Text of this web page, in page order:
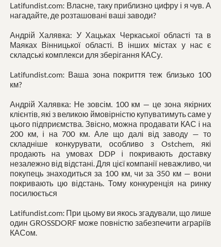
Latifundist.com: Власне, таку приблизно цифру і я чув. А
нагадайте, де розташовані ваші заводи?
Андрій Халявка: У Хацьках Черкаської області та в
Маяках Вінницької області. В інших містах у нас є
складські комплекси для зберігання КАСу.
Latifundist.com: Ваша зона покриття теж близько 100
км?
Андрій Халявка: Не зовсім. 100 км — це зона якірних
клієнтів, які з великою ймовірністю купуватимуть саме у
цього підприємства. Звісно, можна продавати КАС і на
200 км, і на 700 км. Але що далі від заводу — то
складніше конкурувати, особливо з Ostchem, які
продають на умовах DDP і покривають доставку
незалежно від відстані. Для цієї компанії неважливо, чи
покупець знаходиться за 100 км, чи за 350 км — вони
покривають цю відстань. Тому конкуренція на ринку
посилюється
Latifundist.com: При цьому ви якось згадували, що лише
один GROSSDORF може повністю забезпечити аграріїв
КАСом.